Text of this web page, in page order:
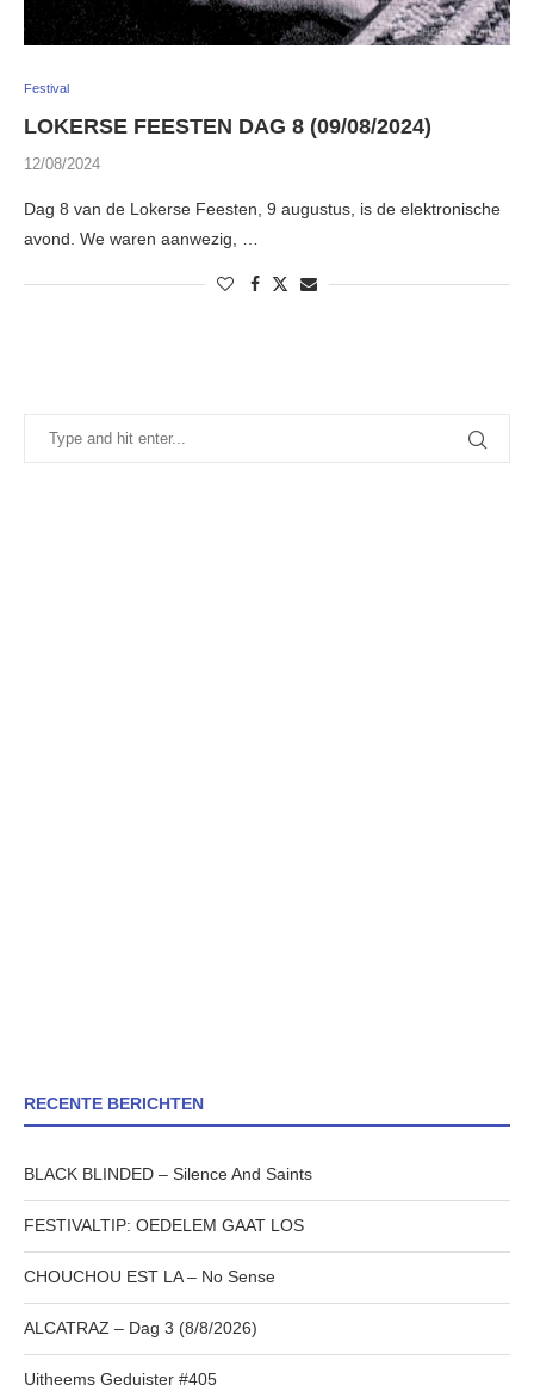
Festival
LOKERSE FEESTEN DAG 8 (09/08/2024)
12/08/2024
Dag 8 van de Lokerse Feesten, 9 augustus, is de elektronische
avond. We waren aanwezig, …
RECENTE BERICHTEN
BLACK BLINDED – Silence And Saints
FESTIVALTIP: OEDELEM GAAT LOS
CHOUCHOU EST LA – No Sense
ALCATRAZ – Dag 3 (8/8/2026)
Uitheems Geduister #405